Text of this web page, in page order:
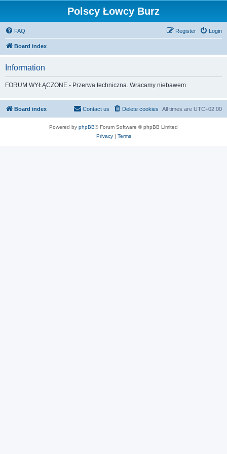
Polscy Łowcy Burz
FAQ Login
Register
Board index
Information
FORUM WYŁĄCZONE - Przerwa techniczna. Wracamy niebawem
Board index All times are UTC+02:00
Delete cookies
Contact us
Powered by phpBB® Forum Software © phpBB Limited
Privacy| Terms